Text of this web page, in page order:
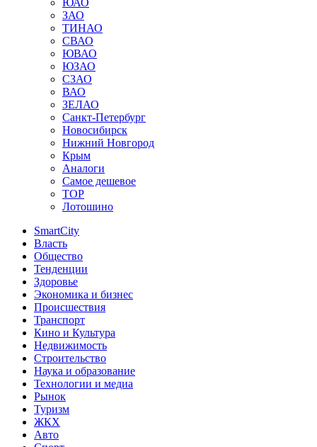
ЮАО
ЗАО
ТИНАО
СВАО
ЮВАО
ЮЗАО
СЗАО
ВАО
ЗЕЛАО
Санкт-Петербург
Новосибирск
Нижний Новгород
Крым
Аналоги
Самое дешевое
TOP
Лотошино
SmartCity
Власть
Общество
Тенденции
Здоровье
Экономика и бизнес
Происшествия
Транспорт
Кино и Культура
Недвижимость
Строительство
Наука и образование
Технологии и медиа
Рынок
Туризм
ЖКХ
Авто